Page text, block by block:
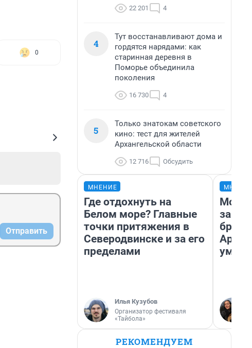
0
Отправить
22 201 4
4
Тут восстанавливают дома и
гордятся нарядами: как
старинная деревня в
Поморье объединила
поколения
16 730 4
5
Только знатокам советского
кино: тест для жителей
Архангельской области
12 716 Обсудить
МНЕНИЕ
Где отдохнуть на
Белом море? Главные
точки притяжения в
Северодвинске и за его
пределами
Илья Кузубов
Организатор фестиваля
«Тайбола»
РЕКОМЕНДУЕМ